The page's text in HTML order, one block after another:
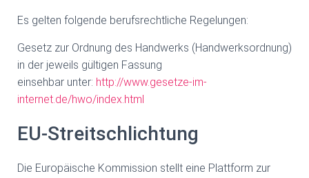
Es gelten folgende berufsrechtliche Regelungen:
Gesetz zur Ordnung des Handwerks (Handwerksordnung)
in der jeweils gültigen Fassung
einsehbar unter: http://www.gesetze-im-
internet.de/hwo/index.html
EU-Streitschlichtung
Die Europäische Kommission stellt eine Plattform zur